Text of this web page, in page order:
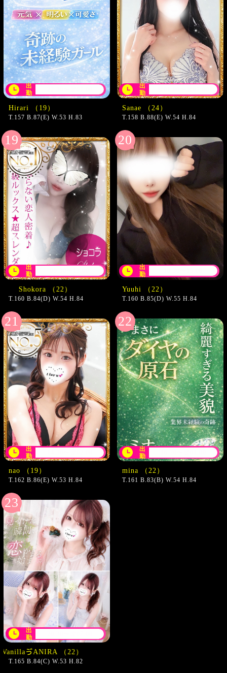
出
勤
Hirari （19）
T.157 B.87(E) W.53 H.83
出
勤
Sanae （24）
T.158 B.88(E) W.54 H.84
出
勤
T.160 B.84(D) W.54 H.84
出
勤
Yuuhi （22）
T.160 B.85(D) W.55 H.84
出
勤
nao （19）
T.162 B.86(E) W.53 H.84
出
勤
mina （22）
T.161 B.83(B) W.54 H.84
出
勤
）
T.165 B.84(C) W.53 H.82